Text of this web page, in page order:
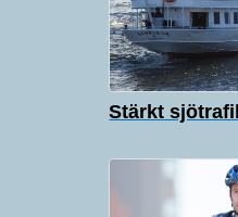
Stärkt